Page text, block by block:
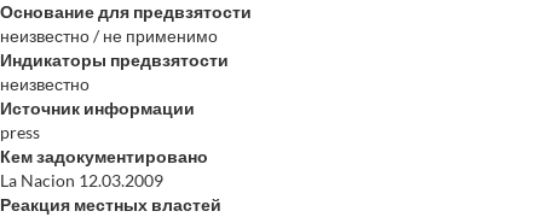
Основание для предвзятости
неизвестно / не применимо
Индикаторы предвзятости
неизвестно
Источник информации
press
Кем задокументировано
La Nacion 12.03.2009
Реакция местных властей